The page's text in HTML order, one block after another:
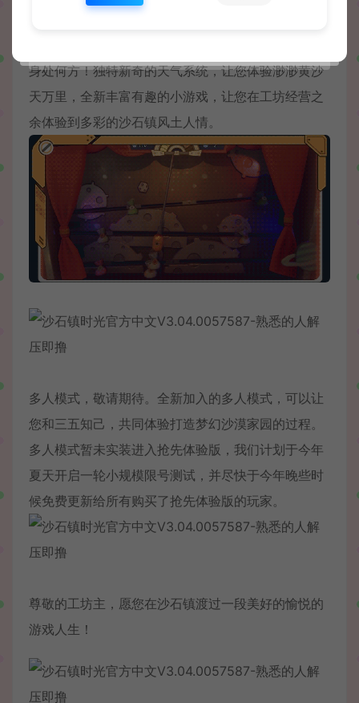
身处何方！独特新奇的天气系统，让您体验渺渺黄沙
天万里，全新丰富有趣的小游戏，让您在工坊经营之
余体验到多彩的沙石镇风土人情。
多人模式，敬请期待。全新加入的多人模式，可以让
您和三五知己，共同体验打造梦幻沙漠家园的过程。
多人模式暂未实装进入抢先体验版，我们计划于今年
夏天开启一轮小规模限号测试，并尽快于今年晚些时
候免费更新给所有购买了抢先体验版的玩家。
尊敬的工坊主，愿您在沙石镇渡过一段美好的愉悦的
游戏人生！